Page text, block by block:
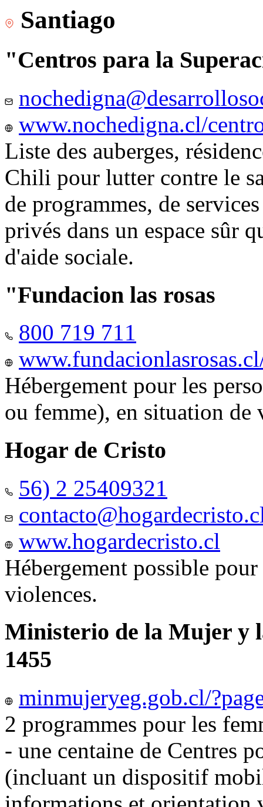
Santiago
"Centros para la
www.nochedigna.cl/
Liste des auberges,
Chili pour lutter contre le
de programmes, de
privés dans un espace sûr
d'aide sociale.
"Fundacion las rosas
800 719 711
Hébergement pour les
ou femme), en situation
Hogar de Cristo
56) 2 25409321
www.hogardecristo.cl
Hébergement possible
violences.
Ministerio de la Mujer y
1455
minmujeryeg.gob.cl/
2 programmes pour les
- une centaine de Centres
(incluant un dispositif